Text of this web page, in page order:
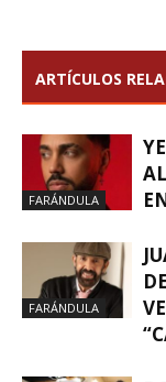
ARTÍCULOS
FARÁNDULA
FARÁNDULA